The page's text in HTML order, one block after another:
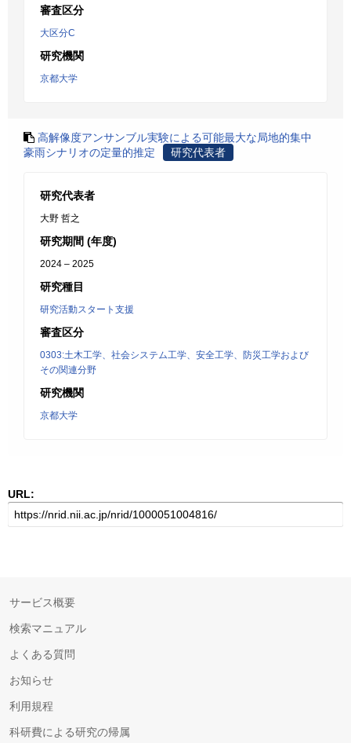
審査区分
大区分C
研究機関
京都大学
高解像度アンサンブル実験による可能最大な局地的集中
豪雨シナリオの定量的推定
研究代表者
研究代表者
大野 哲之
研究期間 (年度)
2024 – 2025
研究種目
研究活動スタート支援
審査区分
0303:土木工学、社会システム工学、安全工学、防災工学および
その関連分野
研究機関
京都大学
URL:
サービス概要
検索マニュアル
よくある質問
お知らせ
利用規程
科研費による研究の帰属